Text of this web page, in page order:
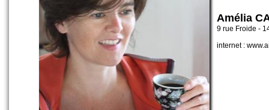
Amélia
9 rue Froide -
internet :